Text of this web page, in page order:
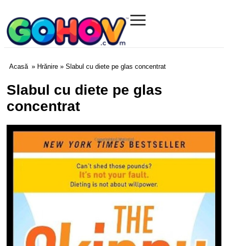
Gohov.com
≡
Acasă » Hrănire » Slabul cu diete pe glas concentrat
Slabul cu diete pe glas
concentrat